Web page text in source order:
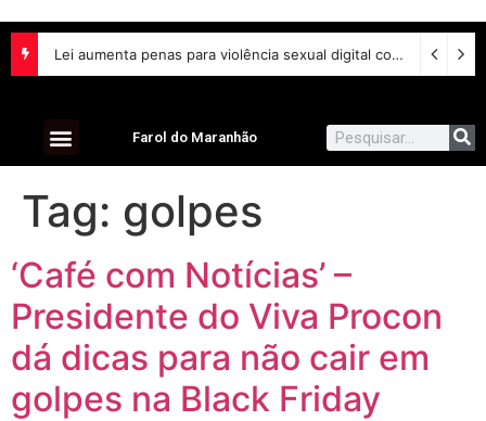
Lei aumenta penas para violência sexual digital contra crianças e adolescentes e endurece punições
Farol do Maranhão
Tag: golpes
‘Café com Notícias’ –
Presidente do Viva Procon
dá dicas para não cair em
golpes na Black Friday